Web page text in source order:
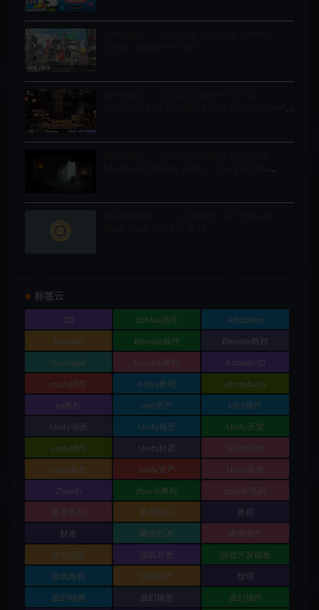
标签云
3D 3dMax插件 Artstation
blender Blender插件 Blender教程
Gumroad houdini教程 Kitbash3D
maya插件 Maya教程 photobash
ps教程 ue4资产 UE5插件
Unity动画 Unity场景 Unity开发
unity插件 Unity材质 Unity特效
unity角色 unity资产 Unity音效
Zbrush zbrush教程 zbrush笔刷
参考图片 参考照片 教程
材质 概念艺术 模型资产
游戏场景 游戏开发 游戏开发模板
游戏角色 游戏资产 纹理
虚幻动画 虚幻场景 虚幻插件